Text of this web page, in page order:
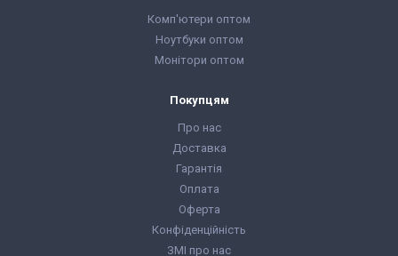
Комп'ютери оптом
Ноутбуки оптом
Монітори оптом
Покупцям
Про нас
Доставка
Гарантія
Оплата
Оферта
Конфіденційність
ЗМІ про нас